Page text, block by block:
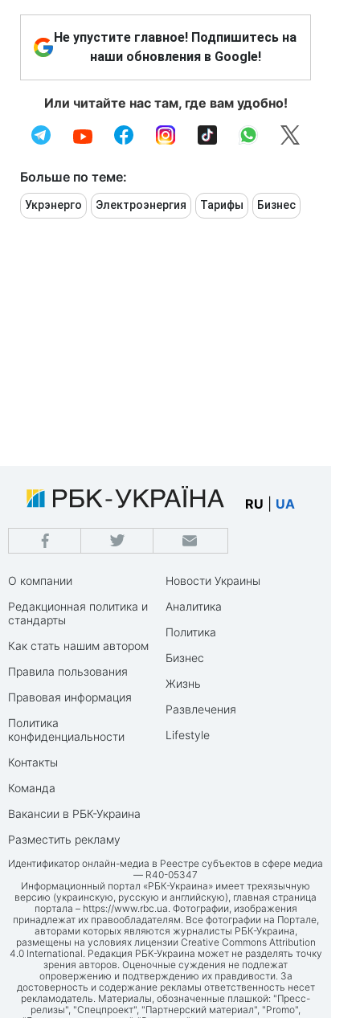
Не упустите главное! Подпишитесь на
наши обновления в Google!
Или читайте нас там, где вам удобно!
Больше по теме:
Укрэнерго Электроэнергия Тарифы Бизнес
RU UA
О компании
Редакционная политика и
стандарты
Как стать нашим автором
Правила пользования
Правовая информация
Политика
конфиденциальности
Контакты
Команда
Вакансии в РБК-Украина
Разместить рекламу
Новости Украины
Аналитика
Политика
Бизнес
Жизнь
Развлечения
Lifestyle
Идентификатор онлайн-медиа в Реестре субъектов в сфере медиа
— R40-05347
Информационный портал «РБК-Украина» имеет трехязычную
версию (украинскую, русскую и английскую), главная страница
портала – https://www.rbc.ua. Фотографии, изображения
принадлежат их правообладателям. Все фотографии на Портале,
авторами которых являются журналисты РБК-Украина,
размещены на условиях лицензии Creative Commons Attribution
4.0 International. Редакция РБК-Украина может не разделять точку
зрения авторов. Оценочные суждения не подлежат
опровержению и подтверждению их правдивости. За
достоверность и содержание рекламы ответственность несет
рекламодатель. Материалы, обозначенные плашкой: "Пресс-
релизы", "Спецпроект", "Партнерский материал", "Promo",